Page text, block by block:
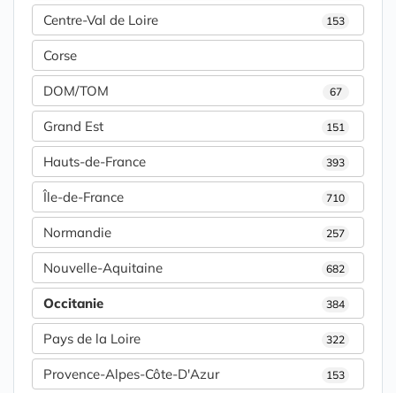
Centre-Val de Loire 153
Corse
DOM/TOM 67
Grand Est 151
Hauts-de-France 393
Île-de-France 710
Normandie 257
Nouvelle-Aquitaine 682
Occitanie 384
Pays de la Loire 322
Provence-Alpes-Côte-D'Azur 153